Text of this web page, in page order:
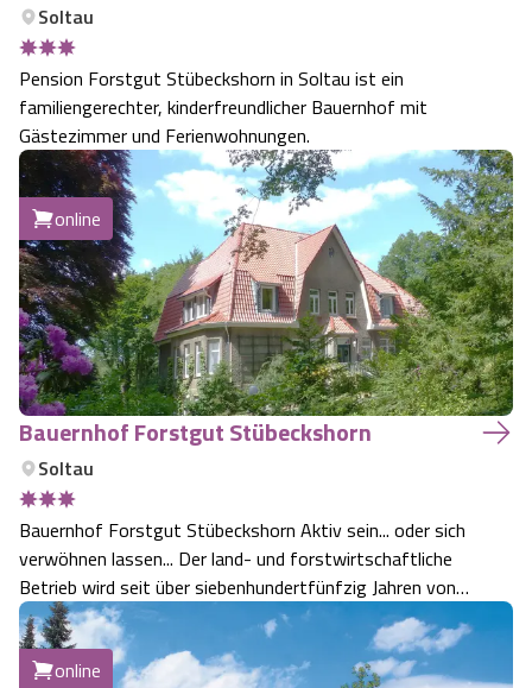
Soltau
Pension Forstgut Stübeckshorn in Soltau ist ein
familiengerechter, kinderfreundlicher Bauernhof mit
Gästezimmer und Ferienwohnungen.
online
Bauernhof Forstgut Stübeckshorn
Soltau
Bauernhof Forstgut Stübeckshorn Aktiv sein... oder sich
verwöhnen lassen... Der land- und forstwirtschaftliche
Betrieb wird seit über siebenhundertfünfzig Jahren von
Familie Meyer bewirtschaftet. Die Haupterwerbszweige
sind die Forstwirtschaft und der Gästebetrieb. Die
Ackerflächen und Ställe sind…
online